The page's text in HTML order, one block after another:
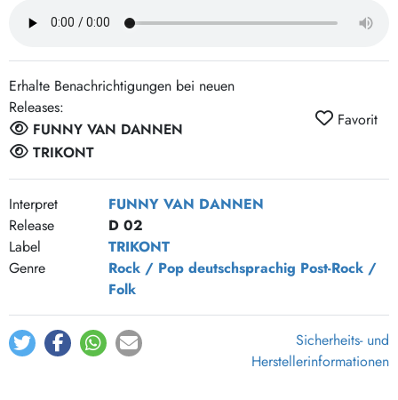
11.September
2:44
Ich sehe Wind
Alle müssen was tun
2:10
Emotionen Pause machen
Vladimir Putins Cousine
3:55
Tombolamusikant
Kunden der Zeit
Rod Weiler
Kapitalismus
2:48
3:56
Erhalte Benachrichtigungen bei neuen
Releases:
FUNNY VAN DANNEN
TRIKONT
Favorit
Interpret
FUNNY VAN DANNEN
Release
D 02
Label
TRIKONT
Genre
Rock / Pop deutschsprachig Post-Rock /
Folk
Sicherheits- und
Herstellerinformationen